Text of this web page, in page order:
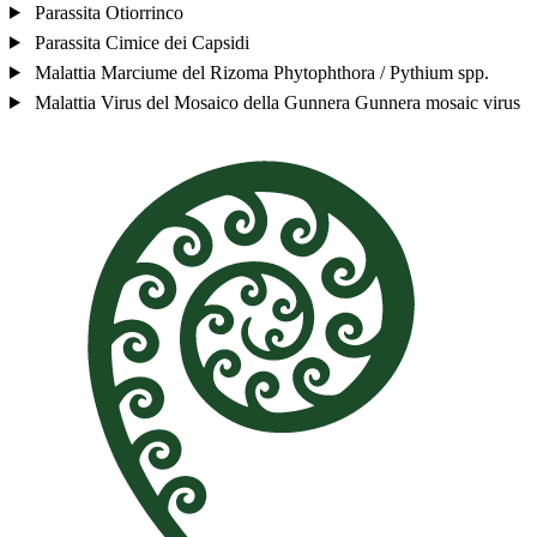
Parassita Otiorrinco
Parassita Cimice dei Capsidi
Malattia Marciume del Rizoma Phytophthora / Pythium spp.
Malattia Virus del Mosaico della Gunnera Gunnera mosaic virus